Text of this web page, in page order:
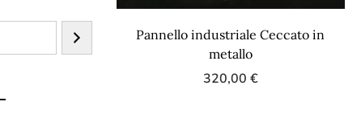
Pannello industriale Ceccato in
metallo
320,00 €